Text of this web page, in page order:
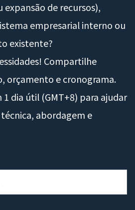
de recursos),
empresarial interno ou
existente?
Compartilhe
orçamento e cronograma.
dia útil (GMT+8) para ajudar
abordagem e